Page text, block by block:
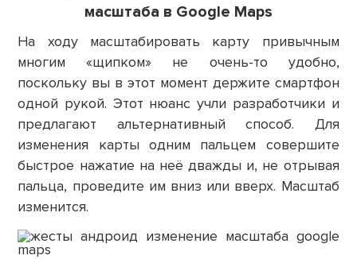
масштаба в Google Maps
На ходу масштабировать карту привычным
многим «щипком» не очень-то удобно,
поскольку вы в этот момент держите смартфон
одной рукой. Этот нюанс учли разработчики и
предлагают альтернативный способ. Для
изменения карты одним пальцем совершите
быстрое нажатие на неё дважды и, не отрывая
пальца, проведите им вниз или вверх. Масштаб
изменится.